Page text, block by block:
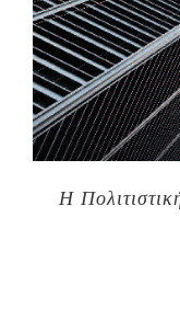
Η